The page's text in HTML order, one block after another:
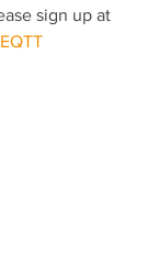
sign up at